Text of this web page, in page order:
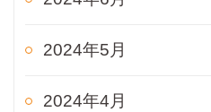
2024年5月
2024年4月